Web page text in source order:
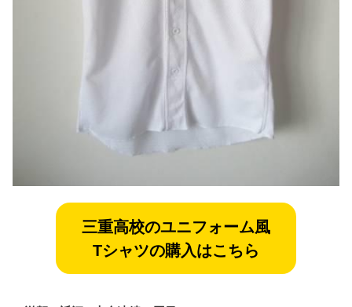
三重高校のユニフォーム風
Tシャツの購入はこちら